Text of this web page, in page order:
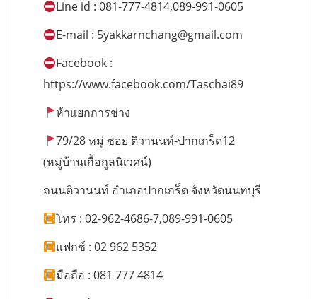
Line id : 081-777-4814,089-991-0605
E-mail : 5yakkarnchang@gmail.com
Facebook :
https://www.facebook.com/Taschai89
ห้าแยกการช่าง
79/28 หมู่ ซอย ติวานนท์-ปากเกร็ด12
(หมู่บ้านเกื้อกูลนิเวศน์)
ถนนติวานนท์ อำเภอปากเกร็ด จังหวัดนนทบุรี
โทร : 02-962-4686-7,089-991-0605
แฟกซ์ : 02 962 5352
มือถือ : 081 777 4814